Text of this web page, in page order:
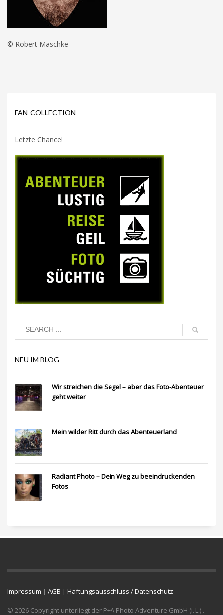
© Robert Maschke
FAN-COLLECTION
Letzte Chance!
NEU IM BLOG
Wir streichen die Segel – aber das Foto-Abenteuer
geht weiter
Mein wilder Ritt durch das Abenteuerland
Radiant Photo – Dein Weg zu beeindruckenden
Fotos
Impressum | AGB | Haftungsausschluss / Datenschutz
© 2026 Copyright unterliegt der P+A Photo Adventure GmbH (i. L.) .